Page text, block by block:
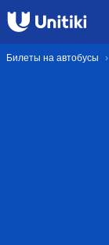
Билеты на автобусы